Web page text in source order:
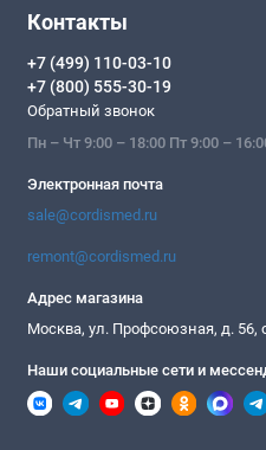
Контакты
+7 (499) 110-03-10
+7 (800) 555-30-19
Обратный звонок
Пн – Чт 9:00 – 18:00 Пт 9:00 –
Электронная почта
sale@cordismed.ru
remont@cordismed.ru
Адрес магазина
Москва, ул. Профсоюзная, д. 56,
Наши социальные сети и